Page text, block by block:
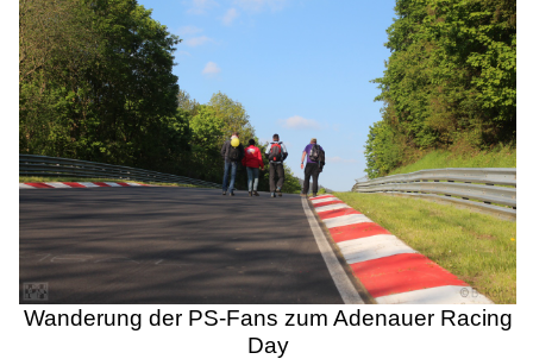
Wanderung der PS-Fans zum Adenauer Racing
Day